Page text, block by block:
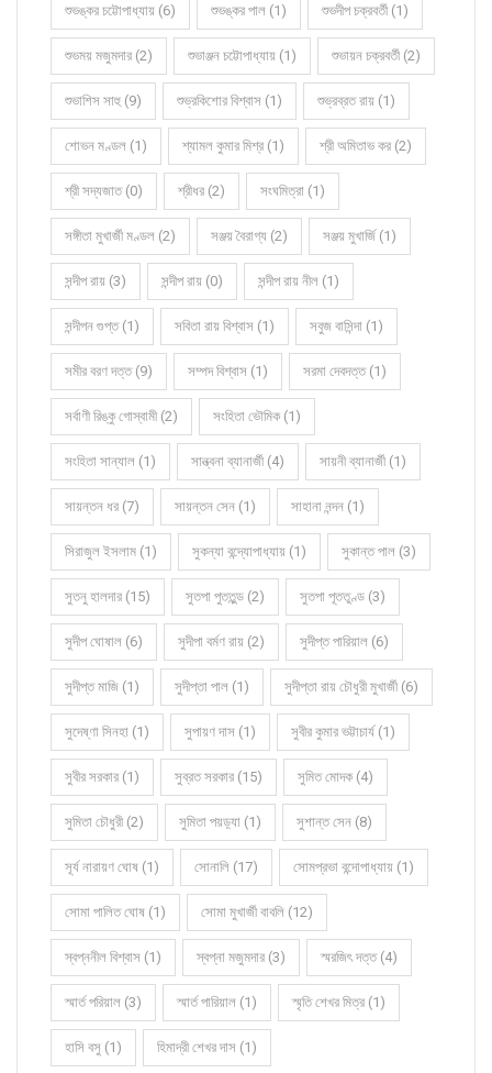
শুভঙ্কর চট্টোপাধ্যায় (6) শুভঙ্কর পাল (1) শুভদীপ চক্রবর্তী (1)
শুভময় মজুমদার (2) শুভাঞ্জন চট্টোপাধ্যায় (1) শুভায়ন চক্রবর্তী (2)
শুভাশিস সাহু (9) শুভ্রকিশোর বিশ্বাস (1) শুভ্রব্রত রায় (1)
শোভন মণ্ডল (1) শ্যামল কুমার মিশ্র (1) শ্রী অমিতাভ কর (2)
শ্রী সদ্যজাত (0) শ্রীধর (2) সংঘমিত্রা (1)
সঙ্গীতা মুখার্জী মণ্ডল (2) সঞ্জয় বৈরাগ্য (2) সঞ্জয় মুখার্জি (1)
সন্দীপ রায় (3) সন্দীপ রায় (0) সন্দীপ রায় নীল (1)
সন্দীপন গুপ্ত (1) সবিতা রায় বিশ্বাস (1) সবুজ বাসিন্দা (1)
সমীর বরণ দত্ত (9) সম্পদ বিশ্বাস (1) সরমা দেবদত্ত (1)
সর্বাণী রিঙ্কু গোস্বামী (2) সংহিতা ভৌমিক (1)
সংহিতা সান্যাল (1) সান্ত্বনা ব্যানার্জী (4) সায়নী ব্যানার্জী (1)
সায়ন্তন ধর (7) সায়ন্তন সেন (1) সাহানা নন্দন (1)
সিরাজুল ইসলাম (1) সুকন্যা বন্দ্যোপাধ্যায় (1) সুকান্ত পাল (3)
সুতনু হালদার (15) সুতপা পুততুন্ড (2) সুতপা পূততুণ্ড (3)
সুদীপ ঘোষাল (6) সুদীপা বর্মণ রায় (2) সুদীপ্ত পারিয়াল (6)
সুদীপ্ত মাজি (1) সুদীপ্তা পাল (1) সুদীপ্তা রায় চৌধুরী মুখার্জী (6)
সুদেষ্ণা সিনহা (1) সুপায়ণ দাস (1) সুবীর কুমার ভট্টাচার্য (1)
সুবীর সরকার (1) সুব্রত সরকার (15) সুমিত মোদক (4)
সুমিতা চৌধুরী (2) সুমিতা পয়ড়্যা (1) সুশান্ত সেন (8)
সূর্য নারায়ণ ঘোষ (1) সোনালি (17) সোমপ্রভা বন্দোপাধ্যায় (1)
সোমা পালিত ঘোষ (1) সোমা মুখার্জী বাবলি (12)
স্বপ্ননীল বিশ্বাস (1) স্বপ্না মজুমদার (3) স্মরজিৎ দত্ত (4)
স্মার্ত পরিয়াল (3) স্মার্ত পারিয়াল (1) স্মৃতি শেখর মিত্র (1)
হাসি বসু (1) হিমাদ্রী শেখর দাস (1)